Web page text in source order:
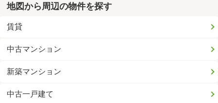
地図から周辺の物件を探す
賃貸
中古マンション
新築マンション
中古一戸建て